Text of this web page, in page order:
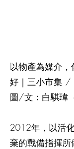
以物產為媒介
好｜三小市集 /
圖/文：白騏瑋
2012年，以活
棄的戰備指揮